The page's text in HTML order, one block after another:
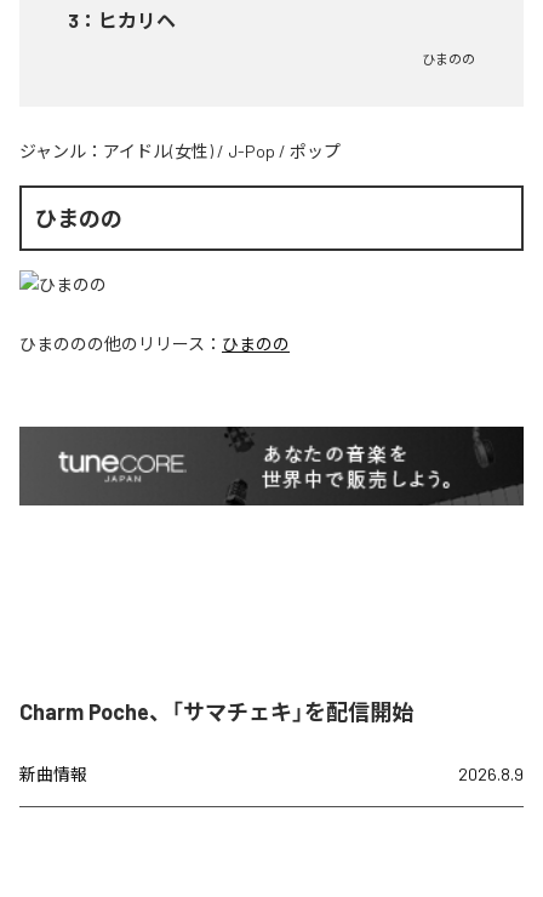
3 ： ヒカリヘ
ひまのの
ジャンル： アイドル(女性) / J-Pop / ポップ
ひまのの
ひまののの他のリリース： ひまのの
Charm Poche、「サマチェキ」を配信開始
新曲情報 2026.8.9